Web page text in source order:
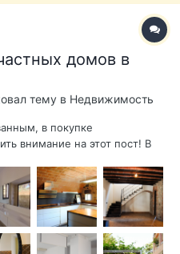
домов в
тему в Недвижимость
в покупке
внимание на этот пост! В
Puerta del Mar, Puerto -
площадью 75 квадратных